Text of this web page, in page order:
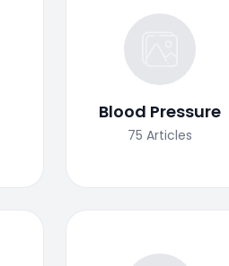
Blood Pressure
75 Articles